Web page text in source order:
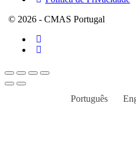
© 2026 - CMAS Portugal
Português